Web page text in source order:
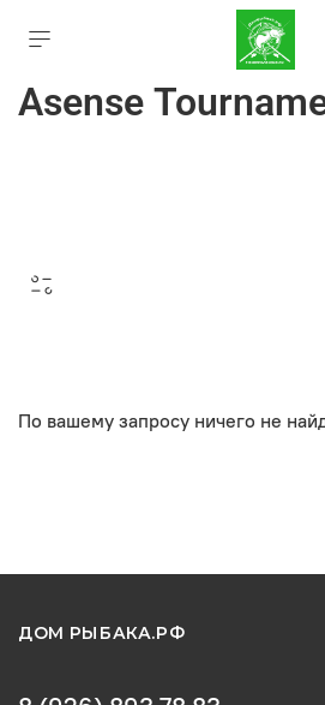
Asense
По вашему запросу ничего не
ДОМ РЫБАКА.РФ